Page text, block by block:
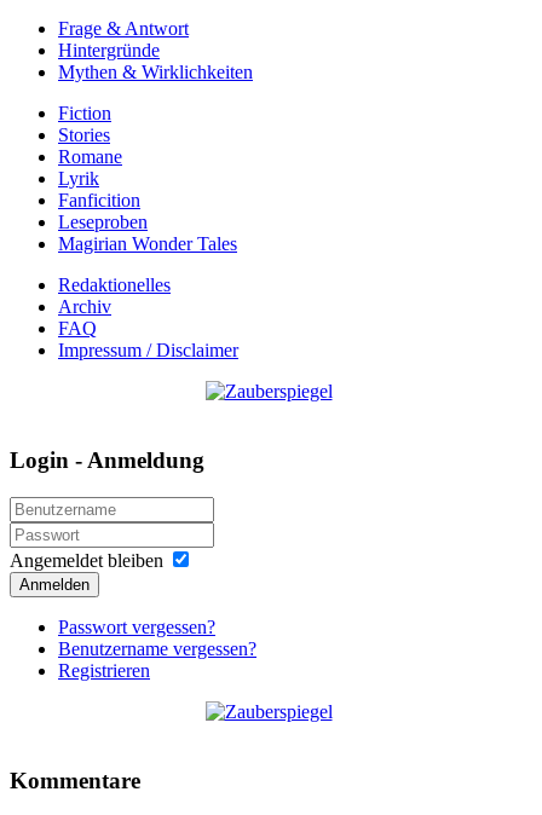
Frage & Antwort
Hintergründe
Mythen & Wirklichkeiten
Fiction
Stories
Romane
Lyrik
Fanficition
Leseproben
Magirian Wonder Tales
Redaktionelles
Archiv
FAQ
Impressum / Disclaimer
Login - Anmeldung
Angemeldet bleiben
Anmelden
Passwort vergessen?
Benutzername vergessen?
Registrieren
Kommentare